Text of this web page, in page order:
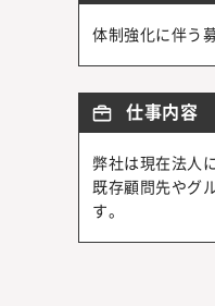
体制強化に伴う
仕事内容
弊社は現在法人
既存顧問先やグ
す。